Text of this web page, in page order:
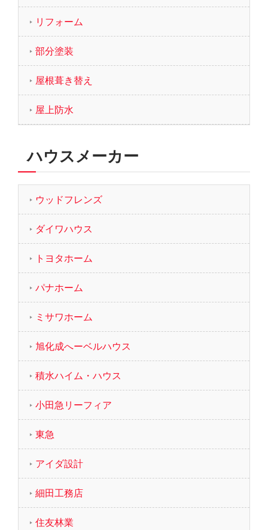
リフォーム
部分塗装
屋根葺き替え
屋上防水
ハウスメーカー
ウッドフレンズ
ダイワハウス
トヨタホーム
パナホーム
ミサワホーム
旭化成へーベルハウス
積水ハイム・ハウス
小田急リーフィア
東急
アイダ設計
細田工務店
住友林業